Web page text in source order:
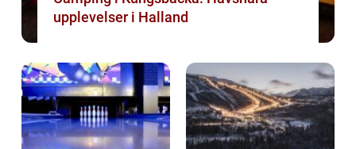
upplevelser i Halland